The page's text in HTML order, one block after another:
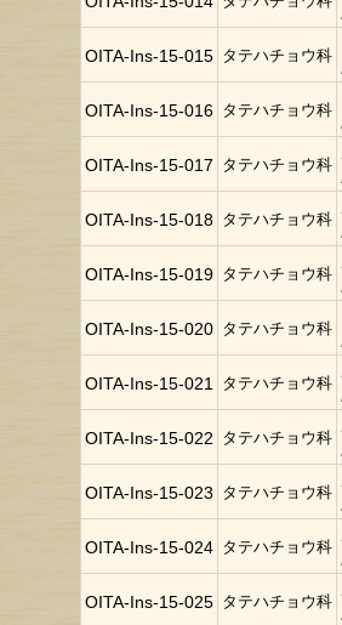
OITA-Ins-15-015 タテハチョウ科
OITA-Ins-15-016 タテハチョウ科
OITA-Ins-15-017 タテハチョウ科
OITA-Ins-15-018 タテハチョウ科
OITA-Ins-15-019 タテハチョウ科
OITA-Ins-15-020 タテハチョウ科
OITA-Ins-15-021 タテハチョウ科
OITA-Ins-15-022 タテハチョウ科
OITA-Ins-15-023 タテハチョウ科
OITA-Ins-15-024 タテハチョウ科
OITA-Ins-15-025 タテハチョウ科